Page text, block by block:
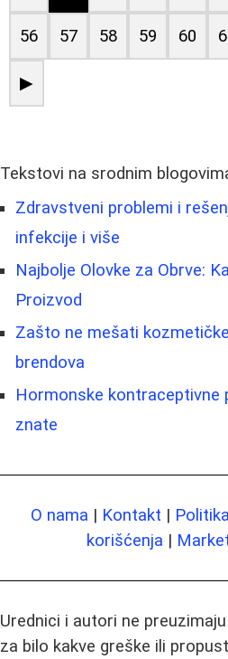
56 57 58 59 60
▶
Tekstovi na srodnim
Zdravstveni problemi i
infekcije i više
Najbolje Olovke za Obrve:
Proizvod
Zašto ne mešati
brendova
Hormonske kontraceptivne
znate
O nama | Kontakt |
korišćenja |
Urednici i autori ne
za bilo kakve greške ili